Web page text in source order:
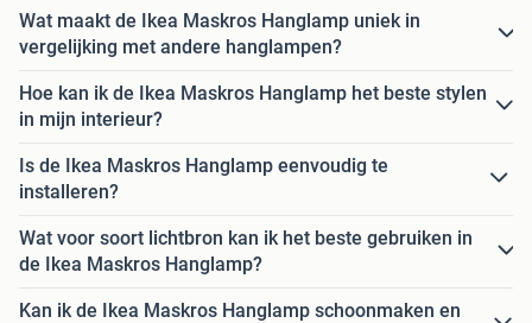
Wat maakt de Ikea Maskros Hanglamp uniek in
vergelijking met andere hanglampen?
Hoe kan ik de Ikea Maskros Hanglamp het beste stylen
in mijn interieur?
Is de Ikea Maskros Hanglamp eenvoudig te
installeren?
Wat voor soort lichtbron kan ik het beste gebruiken in
de Ikea Maskros Hanglamp?
Kan ik de Ikea Maskros Hanglamp schoonmaken en